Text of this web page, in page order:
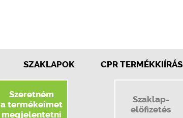
SZAKLAPOK CPR TERMÉKKIÍRÁS
Szeretném
a termékeimet
megjelentetni
Szaklap-
előfizetés